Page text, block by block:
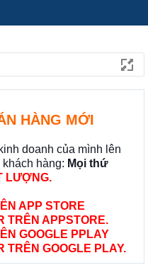
HÀNG MỚI
doanh của mình lên
hàng: Mọi thứ
LƯỢNG.
APP STORE
TRÊN APPSTORE.
GOOGLE PPLAY
TRÊN GOOGLE PLAY.